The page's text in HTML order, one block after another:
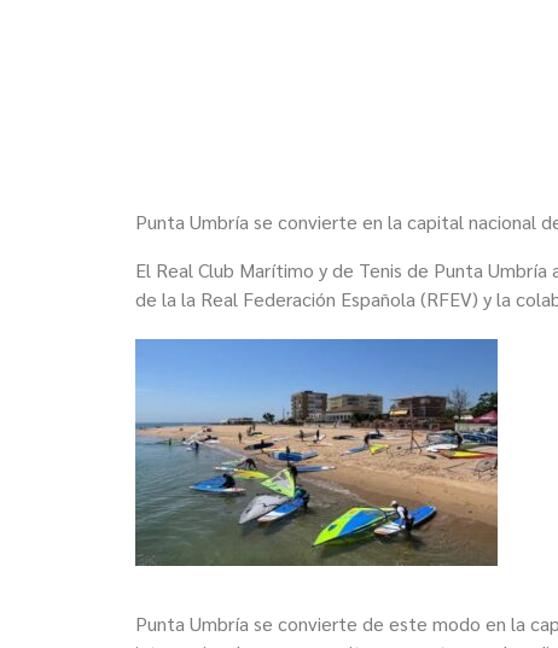
Punta Umbría se convierte en la capital nacional
El Real Club Marítimo y de Tenis de Punta Umbría
de la la Real Federación Española (RFEV) y la
Punta Umbría se convierte de este modo en la